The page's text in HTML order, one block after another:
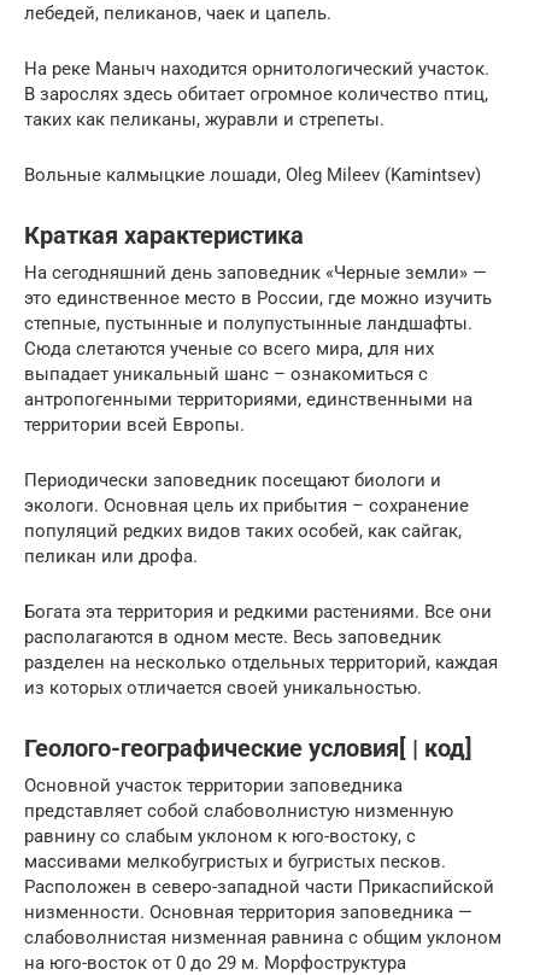
лебедей, пеликанов, чаек и цапель.
На реке Маныч находится орнитологический участок.
В зарослях здесь обитает огромное количество птиц,
таких как пеликаны, журавли и стрепеты.
Вольные калмыцкие лошади, Oleg Mileev (Kamintsev)
Краткая характеристика
На сегодняшний день заповедник «Черные земли» —
это единственное место в России, где можно изучить
степные, пустынные и полупустынные ландшафты.
Сюда слетаются ученые со всего мира, для них
выпадает уникальный шанс – ознакомиться с
антропогенными территориями, единственными на
территории всей Европы.
Периодически заповедник посещают биологи и
экологи. Основная цель их прибытия – сохранение
популяций редких видов таких особей, как сайгак,
пеликан или дрофа.
Богата эта территория и редкими растениями. Все они
располагаются в одном месте. Весь заповедник
разделен на несколько отдельных территорий, каждая
из которых отличается своей уникальностью.
Геолого-географические условия[ | код]
Основной участок территории заповедника
представляет собой слабоволнистую низменную
равнину со слабым уклоном к юго-востоку, с
массивами мелкобугристых и бугристых песков.
Расположен в северо-западной части Прикаспийской
низменности. Основная территория заповедника —
слабоволнистая низменная равнина с общим уклоном
на юго-восток от 0 до 29 м. Морфоструктура